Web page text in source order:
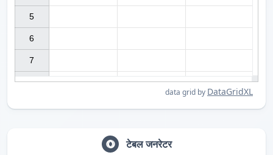
data grid by DataGridXL
5
6
7
टेबल जनरेटर